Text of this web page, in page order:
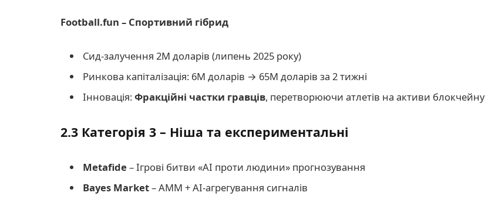
Football.fun – Спортивний гібрид
Сид-залучення 2M доларів (липень 2025 року)
Ринкова капіталізація: 6M доларів → 65M доларів за 2 тижні
Інновація:Фракційні частки гравців, перетворюючи атлетів на активи блокчейну
2.3 Категорія 3 – Ніша та експериментальні
Metafide – Ігрові битви «AI проти людини» прогнозування
Bayes Market– AMM + AI-агрегування сигналів